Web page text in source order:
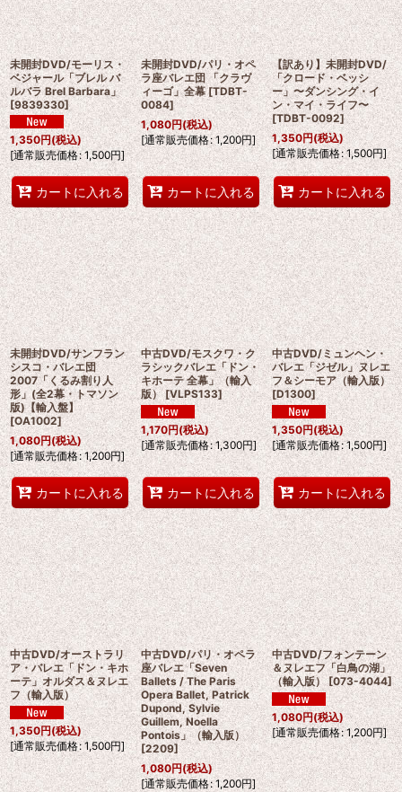
絞り込む
未開封DVD/モーリス・
ベジャール「ブレル バ
ルバラ Brel Barbara」
[9839330]
1,350円(税込)
[通常販売価格: 1,500円]
カートに入れる
未開封DVD/パリ・オペ
ラ座バレエ団 「クラヴ
ィーゴ」全幕[TDBT-
0084]
1,080円(税込)
[通常販売価格: 1,200円]
カートに入れる
【訳あり】未開封DVD/
「クロード・ベッシ
ー」〜ダンシング・イ
ン・マイ・ライフ〜
[TDBT-0092]
1,350円(税込)
[通常販売価格: 1,500円]
カートに入れる
未開封DVD/サンフラン
シスコ・バレエ団
2007「くるみ割り人
形」(全2幕・トマソン
版)【輸入盤】
[OA1002]
1,080円(税込)
[通常販売価格: 1,200円]
カートに入れる
中古DVD/モスクワ・ク
ラシックバレエ「ドン・
キホーテ 全幕」（輸入
版） [VLPS133]
1,170円(税込)
[通常販売価格: 1,300円]
カートに入れる
中古DVD/ミュンヘン・
バレエ「ジゼル」ヌレエ
フ＆シーモア（輸入版）
[D1300]
1,350円(税込)
[通常販売価格: 1,500円]
カートに入れる
中古DVD/オーストラリ
ア・バレエ「ドン・キホ
ーテ」オルダス＆ヌレエ
フ（輸入版）
1,350円(税込)
[通常販売価格: 1,500円]
中古DVD/パリ・オペラ
座バレエ「Seven
Ballets / The Paris
Opera Ballet, Patrick
Dupond, Sylvie
Guillem, Noella
Pontois」（輸入版）
[2209]
1,080円(税込)
[通常販売価格: 1,200円]
中古DVD/フォンテーン
＆ヌレエフ「白鳥の湖」
（輸入版） [073-4044]
1,080円(税込)
[通常販売価格: 1,200円]